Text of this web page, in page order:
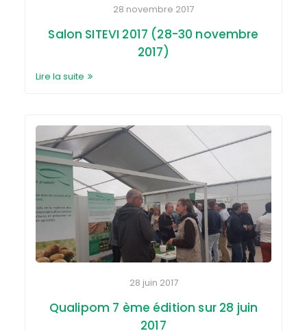
28 novembre 2017
Salon SITEVI 2017 (28-30 novembre
2017)
Lire la suite
28 juin 2017
Qualipom 7 ème édition sur 28 juin
2017